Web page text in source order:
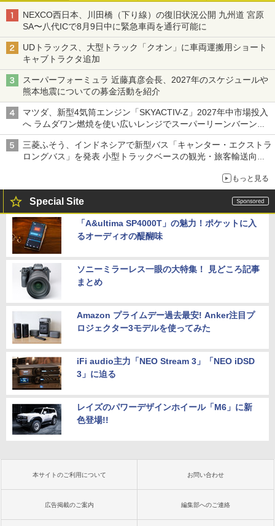
NEXCO西日本、川田橋（下り線）の復旧状況公開 九州道 宮原
SA〜八代ICで8月9日中に緊急車両を通行可能に
UDトラックス、大型トラック「クオン」に車両運搬用ショート
キャブトラクタ追加
スーパーフォーミュラ 近藤真彦会長、2027年のスケジュールや
熊本地震についての募金活動を紹介
マツダ、新型4気筒エンジン「SKYACTIV-Z」2027年中市場投入
へ ラムダワン燃焼を使い広いレンジでスーパーリーンバーン燃
焼を実現
三菱ふそう、インドネシアで新型バス「キャンター・エクストラ
ロングバス」を発表 小型トラックベースの観光・旅客輸送向け
もっと見る
Special Site
「A&ultima SP4000T」の魅力！ポケットに入
るオーディオの醍醐味
ソニーミラーレス一眼の大特集！ 見どころ記事
まとめ
Amazon プライムデー過去最安! Anker注目プ
ロジェクター3モデルを使ってみた
iFi audio主力「NEO Stream 3」「NEO iDSD
3」に迫る
レイズのパワーデザインホイール「M6」に新
色登場!!
本サイトのご利用について お問い合わせ
広告掲載のご案内 編集部へのご連絡